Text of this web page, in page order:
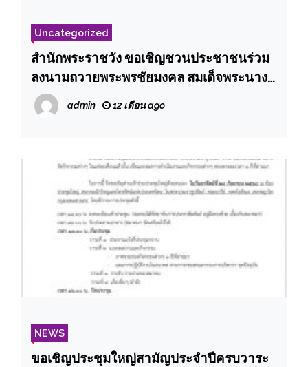
Uncategorized
สำนักพระราชวัง ขอเชิญชวนประชาชนร่วม
ลงนามถวายพระพรชัยมงคล สมเด็จพระนาง
เจ้าสิริกิติ์ พระบรมราชินีนาถ พระบรมราช
ชนนีพันปีหลวง เนื่องในโอกาสวันเฉลิม
ในพระองค์
admin 12 เดือน ago
NEWS
ขอเชิญประชุมใหญ่สามัญประจำปีครบวาระ